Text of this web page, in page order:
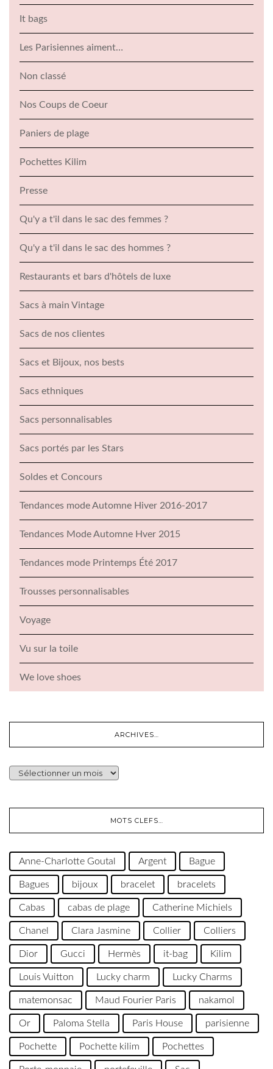
It bags
Les Parisiennes aiment…
Non classé
Nos Coups de Coeur
Paniers de plage
Pochettes Kilim
Presse
Qu'y a t'il dans le sac des femmes ?
Qu'y a t'il dans le sac des hommes ?
Restaurants et bars d'hôtels de luxe
Sacs à main Vintage
Sacs de nos clientes
Sacs et Bijoux, nos bests
Sacs ethniques
Sacs personnalisables
Sacs portés par les Stars
Soldes et Concours
Tendances mode Automne Hiver 2016-2017
Tendances Mode Automne Hver 2015
Tendances mode Printemps Été 2017
Trousses personnalisables
Voyage
Vu sur la toile
We love shoes
ARCHIVES…
ARCHIVES…
MOTS CLEFS…
Anne-Charlotte Goutal Argent Bague
Bagues bijoux bracelet bracelets
Cabas cabas de plage Catherine Michiels
Chanel Clara Jasmine Collier Colliers
Dior Gucci Hermès it-bag Kilim
Louis Vuitton Lucky charm Lucky Charms
matemonsac Maud Fourier Paris nakamol
Or Paloma Stella Paris House parisienne
Pochette Pochette kilim Pochettes